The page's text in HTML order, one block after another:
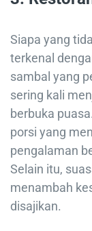
Siapa yang
terkenal
sambal yang
sering kali
berbuka
porsi yang
pengalaman
Selain itu,
menambah
disajikan.